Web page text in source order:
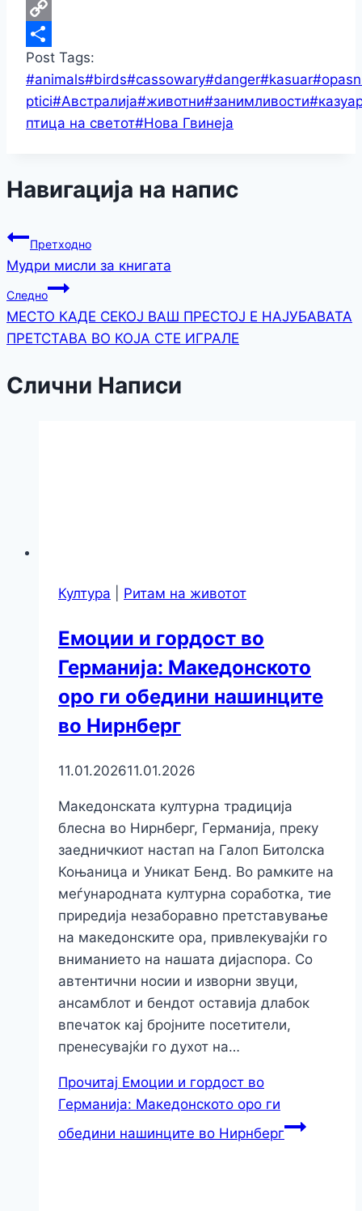
Post Tags:
#animals#birds#cassowary#danger#kasuar#
ptici#Австралија#животни#занимливости#
птица на светот#Нова Гвинеја
Навигација на напис
Претходно
Mудри мисли за книгата
Следно
МЕСТО КАДЕ СЕКОЈ ВАШ ПРЕСТОЈ Е НАЈУБАВАТА
ПРЕТСТАВА ВО КОЈА СТЕ ИГРАЛЕ
Слични Написи
Култура Ритам на животот
Емоции и гордост во
Германија: Македонското
оро ги обедини нашинците
во Нирнберг
11.01.202611.01.2026
Македонската културна традиција
блесна во Нирнберг, Германија, преку
заедничкиот настап на Галоп Битолска
Коњаница и Уникат Бенд. Во рамките на
меѓународната културна соработка, тие
приредија незаборавно претставување
на македонските ора, привлекувајќи го
вниманието на нашата дијаспора. Со
автентични носии и изворни звуци,
ансамблот и бендот оставија длабок
впечаток кај бројните посетители,
пренесувајќи го духот на…
Прочитај Емоции и гордост во
Германија: Македонското оро ги
обедини нашинците во Нирнберг